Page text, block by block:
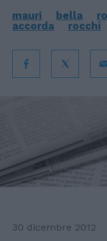
mauri bella
accorda
rocchi
30 dicembre 2012